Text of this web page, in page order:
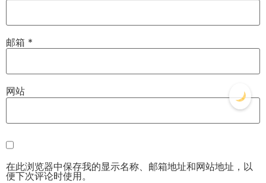
邮箱 *
网站
在此浏览器中保存我的显示名称、邮箱地址和网站地址，以
便下次评论时使用。